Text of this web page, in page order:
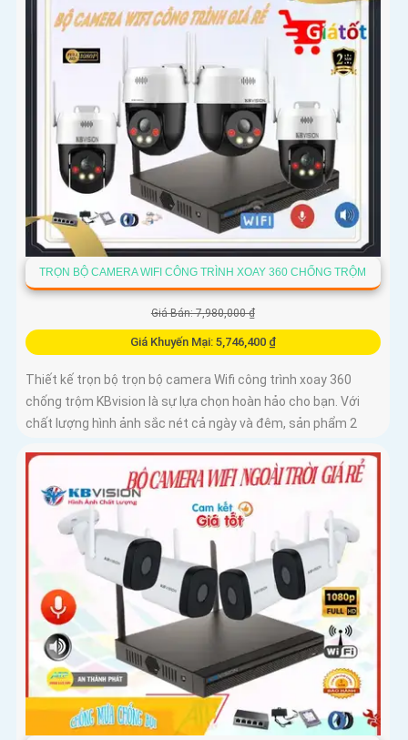
TRỌN BỘ CAMERA WIFI CÔNG TRÌNH XOAY 360 CHỐNG TRỘM
Giá Bán: 7,980,000 ₫
Giá Khuyến Mại: 5,746,400 ₫
Thiết kế trọn bộ trọn bộ camera Wifi công trình xoay 360
chống trộm KBvision là sự lựa chọn hoàn hảo cho bạn. Với
chất lượng hình ảnh sắc nét cả ngày và đêm, sản phẩm 2